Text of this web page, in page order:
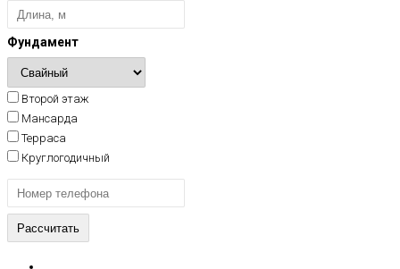
Фундамент
Второй этаж
Мансарда
Терраса
Круглогодичный